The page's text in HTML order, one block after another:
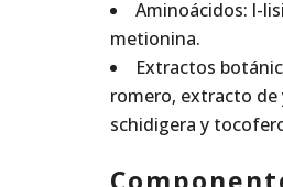
Aminoácidos: l-
metionina.
Extractos
romero, extracto de
schidigera y